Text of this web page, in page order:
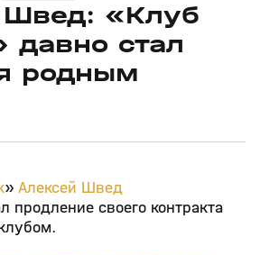
Швед: «Клуб
давно стал
родным
» Алексей Швед
продление своего контракта